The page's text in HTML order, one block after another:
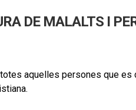
DE MALALTS I
aquelles persones que